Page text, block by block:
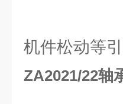
机件松动等
ZA2021/22轴